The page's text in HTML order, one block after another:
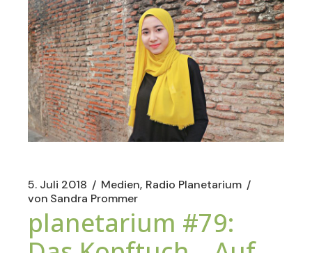
5. Juli 2018 Medien Radio Planetarium
von Sandra Prommer
planetarium #79: